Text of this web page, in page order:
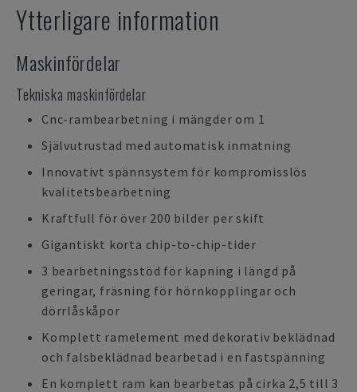
Ytterligare information
Maskinfördelar
Tekniska maskinfördelar
Cnc-rambearbetning i mängder om 1
Självutrustad med automatisk inmatning
Innovativt spännsystem för kompromisslös
kvalitetsbearbetning
Kraftfull för över 200 bilder per skift
Gigantiskt korta chip-to-chip-tider
3 bearbetningsstöd för kapning i längd på
geringar, fräsning för hörnkopplingar och
dörrlåskåpor
Komplett ramelement med dekorativ beklädnad
och falsbeklädnad bearbetad i en fastspänning
En komplett ram kan bearbetas på cirka 2,5 till 3